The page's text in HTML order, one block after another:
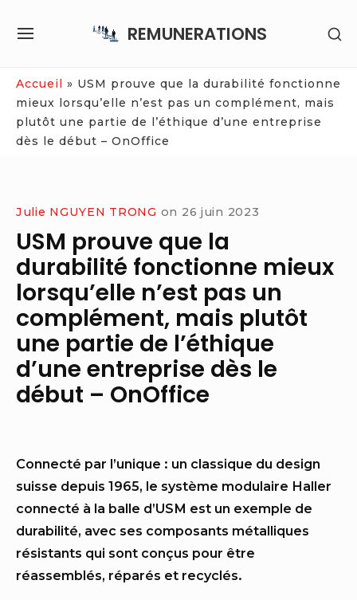
REMUNERATIONS
SITE
Accueil » USM prouve que la durabilité fonctionne
mieux lorsqu’elle n’est pas un complément, mais
plutôt une partie de l’éthique d’une entreprise
dès le début – OnOffice
Julie NGUYEN TRONG on 26 juin 2023
USM prouve que la
durabilité fonctionne mieux
lorsqu’elle n’est pas un
complément, mais plutôt
une partie de l’éthique
d’une entreprise dès le
début – OnOffice
Connecté par l’unique : un classique du design
suisse depuis 1965, le système modulaire Haller
connecté à la balle d’USM est un exemple de
durabilité, avec ses composants métalliques
résistants qui sont conçus pour être
réassemblés, réparés et recyclés.